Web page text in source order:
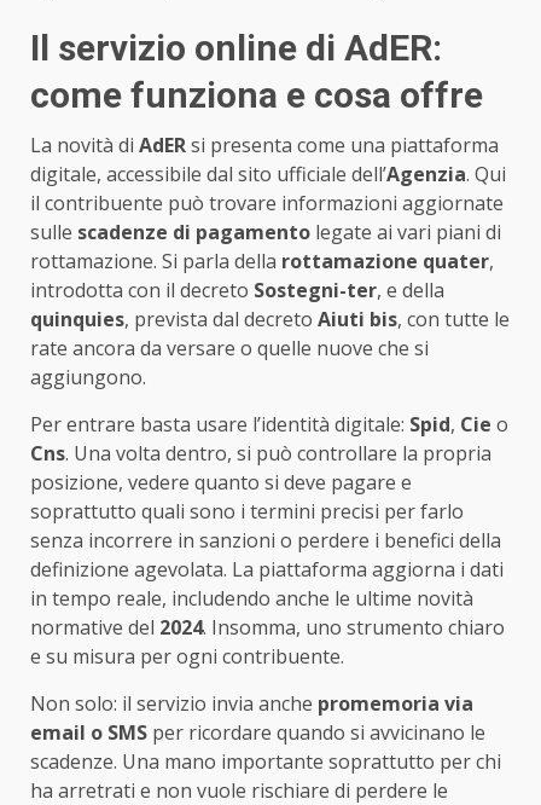
Il servizio online di AdER:
come funziona e cosa offre
La novità di AdERsi presenta come una piattaforma
digitale, accessibile dal sito ufficiale dell’Agenzia. Qui
il contribuente può trovare informazioni aggiornate
sulle scadenze di pagamento legate ai vari piani di
rottamazione. Si parla della rottamazione quater,
introdotta con il decreto Sostegni-ter, e della
quinquies, prevista dal decreto Aiuti bis, con tutte le
rate ancora da versare o quelle nuove che si
aggiungono.
Per entrare basta usare l’identità digitale: Spid, Cie o
Cns. Una volta dentro, si può controllare la propria
posizione, vedere quanto si deve pagare e
soprattutto quali sono i termini precisi per farlo
senza incorrere in sanzioni o perdere i benefici della
definizione agevolata. La piattaforma aggiorna i dati
in tempo reale, includendo anche le ultime novità
normative del 2024. Insomma, uno strumento chiaro
e su misura per ogni contribuente.
Non solo: il servizio invia anche promemoria via
email o SMS per ricordare quando si avvicinano le
scadenze. Una mano importante soprattutto per chi
ha arretrati e non vuole rischiare di perdere le